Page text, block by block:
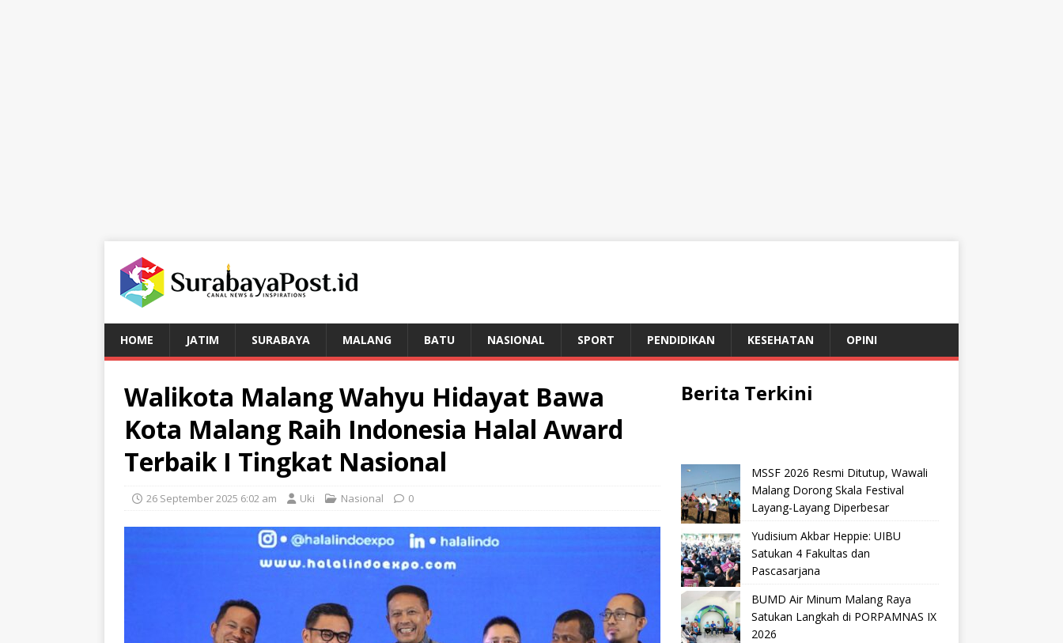
HOME JATIM SURABAYA MALANG BATU NASIONAL SPORT PENDIDIKAN KESEHATAN OPINI
Walikota Malang Wahyu Hidayat Bawa
Kota Malang Raih Indonesia Halal Award
Terbaik I Tingkat Nasional
26 September 2025 6:02 am Uki Nasional 0
Berita Terkini
MSSF 2026 Resmi Ditutup, Wawali
Malang Dorong Skala Festival
Layang-Layang Diperbesar
Yudisium Akbar Heppie: UIBU
Satukan 4 Fakultas dan
Pascasarjana
BUMD Air Minum Malang Raya
Satukan Langkah di PORPAMNAS IX
2026